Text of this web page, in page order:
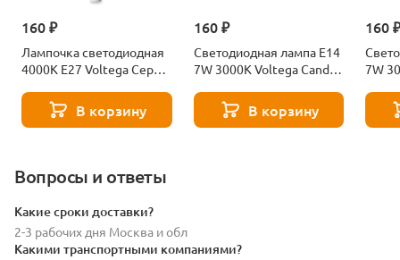
160 ₽
Лампочка светодиодная
4000К Е27 Voltega Серия
В корзину
160 ₽
Светодиодная лампа E14
7W 3000K Voltega Candle
В корзину
160
7W
Вопросы и ответы
Какие сроки доставки?
2-3 рабочих дня Москва и обл
Какими транспортными компаниями?